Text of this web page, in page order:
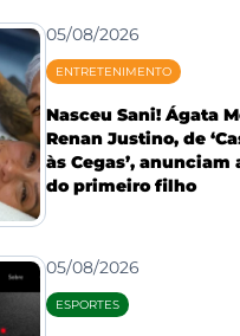
05/08/2026
ENTRETENIMENTO
Nasceu Sani! Ágata
Renan Justino, de
às Cegas’, anunciam
do primeiro filho
05/08/2026
ESPORTES